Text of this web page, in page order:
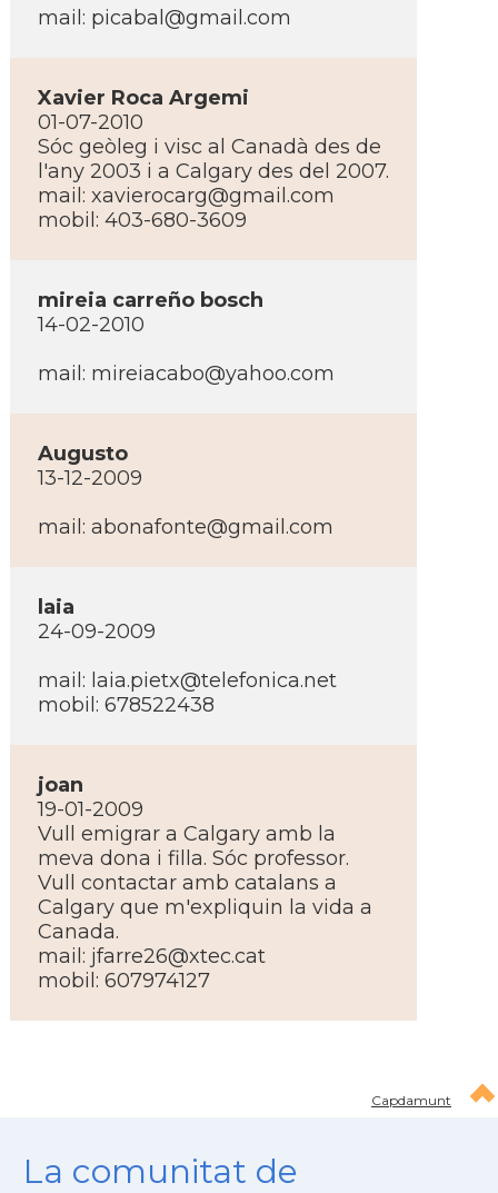
mail: picabal@gmail.com
Xavier Roca Argemi
01-07-2010
Sóc geòleg i visc al Canadà des de
l'any 2003 i a Calgary des del 2007.
mail: xavierocarg@gmail.com
mobil: 403-680-3609
mireia carreño bosch
14-02-2010
mail: mireiacabo@yahoo.com
Augusto
13-12-2009
mail: abonafonte@gmail.com
laia
24-09-2009
mail: laia.pietx@telefonica.net
mobil: 678522438
joan
19-01-2009
Vull emigrar a Calgary amb la
meva dona i filla. Sóc professor.
Vull contactar amb catalans a
Calgary que m'expliquin la vida a
Canada.
mail: jfarre26@xtec.cat
mobil: 607974127
Capdamunt
La comunitat de